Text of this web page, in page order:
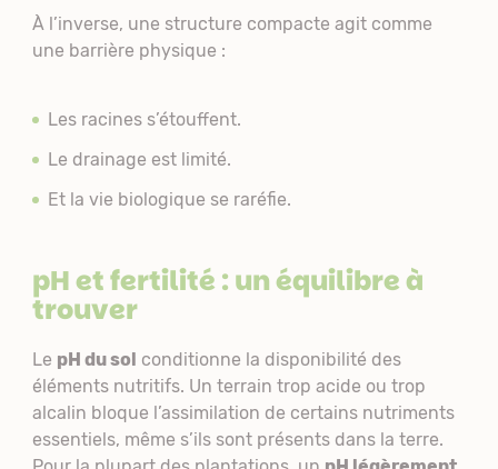
À l’inverse, une structure compacte agit comme
une barrière physique :
Les racines s’étouffent.
Le drainage est limité.
Et la vie biologique se raréfie.
pH et fertilité : un équilibre à
trouver
Le pH du sol conditionne la disponibilité des
éléments nutritifs. Un terrain trop acide ou trop
alcalin bloque l’assimilation de certains nutriments
essentiels, même s’ils sont présents dans la terre.